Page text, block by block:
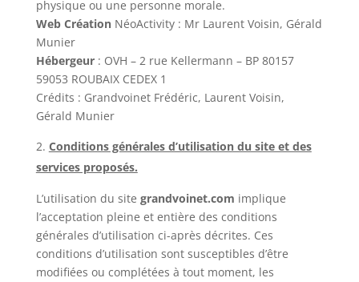
physique ou une personne morale.
Web CréationNéoActivity : Mr Laurent Voisin, Gérald
Munier
Hébergeur: OVH – 2 rue Kellermann – BP 80157
59053 ROUBAIX CEDEX 1
Crédits : Grandvoinet Frédéric, Laurent Voisin,
Gérald Munier
Conditions générales d’utilisation du site et des
services proposés.
L’utilisation du site grandvoinet.com implique
l’acceptation pleine et entière des conditions
générales d’utilisation ci-après décrites. Ces
conditions d’utilisation sont susceptibles d’être
modifiées ou complétées à tout moment, les